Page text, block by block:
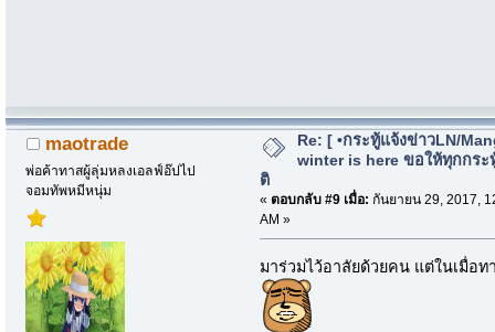
maotrade
พ่อค้าทาสผู้ลุ่มหลงเอลฟ์อ๊ปไป
จอมทัพหมีหนุ่ม
Re: [ •กระทู้แจ้งข่าวLN/
winter is here ขอให้ทุกกระ
ติ
« ตอบกลับ #9 เมื่อ: กันยายน 29, 2017,
AM »
มาร่วมไว้อาลัยด้วยคน แต่ในเมื่อ